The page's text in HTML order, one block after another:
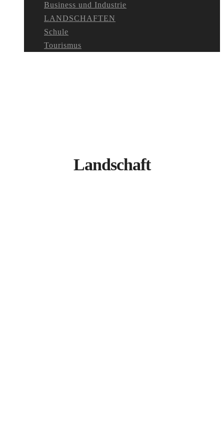
Business und Industrie
LANDSCHAFTEN
Schule
Tourismus
Landschaft